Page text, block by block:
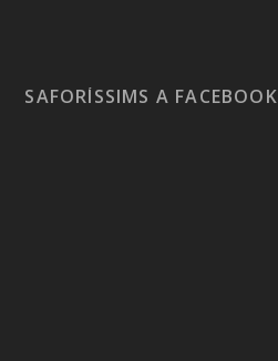
SAFORÍSSIMS A FACEBOOK